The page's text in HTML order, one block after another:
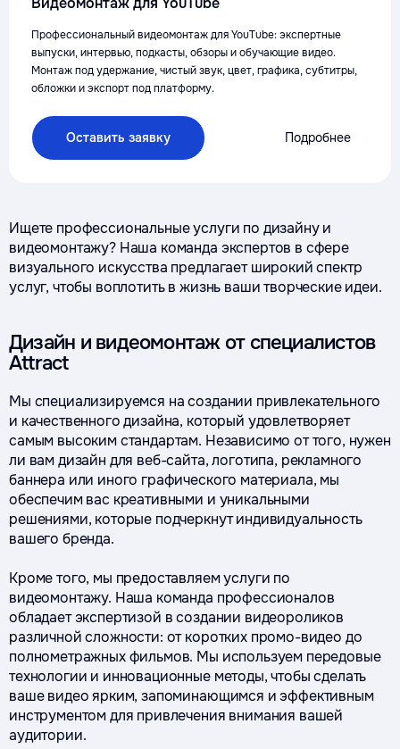
Профессиональный видеомонтаж для YouTube: экспертные
выпуски, интервью, подкасты, обзоры и обучающие видео.
Монтаж под удержание, чистый звук, цвет, графика, субтитры,
обложки и экспорт под платформу.
Оставить заявку Подробнее
Ищете профессиональные услуги по дизайну и
видеомонтажу? Наша команда экспертов в сфере
визуального искусства предлагает широкий спектр
услуг, чтобы воплотить в жизнь ваши творческие идеи.
Дизайн и видеомонтаж от специалистов
Attract
Мы специализируемся на создании привлекательного
и качественного дизайна, который удовлетворяет
самым высоким стандартам. Независимо от того, нужен
ли вам дизайн для веб-сайта, логотипа, рекламного
баннера или иного графического материала, мы
обеспечим вас креативными и уникальными
решениями, которые подчеркнут индивидуальность
вашего бренда.
Кроме того, мы предоставляем услуги по
видеомонтажу. Наша команда профессионалов
обладает экспертизой в создании видеороликов
различной сложности: от коротких промо-видео до
полнометражных фильмов. Мы используем передовые
технологии и инновационные методы, чтобы сделать
ваше видео ярким, запоминающимся и эффективным
инструментом для привлечения внимания вашей
аудитории.